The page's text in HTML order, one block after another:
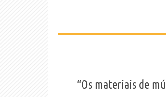
“Os materiais de